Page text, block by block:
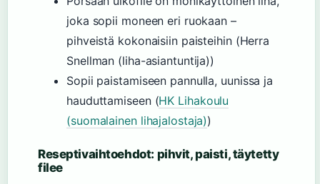
joka sopii moneen eri ruokaan –
pihveistä kokonaisiin paisteihin (Herra
Snellman (liha-asiantuntija))
Sopii paistamiseen pannulla, uunissa ja
hauduttamiseen (HK Lihakoulu
(suomalainen lihajalostaja))
Reseptivaihtoehdot: pihvit, paisti, täytetty
filee